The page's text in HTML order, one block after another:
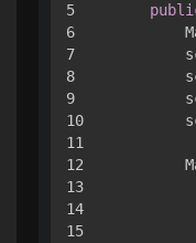
5
6
7
8
9
10
11
12
13
14
15